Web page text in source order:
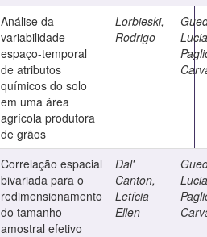
Análise da
variabilidade
espaço-temporal
de atributos
químicos do solo
em uma área
agrícola produtora
de grãos
Lorbieski,
Rodrigo
Correlação espacial
bivariada para o
redimensionamento
do tamanho
amostral efetivo
Dal'
Canton,
Letícia
Ellen